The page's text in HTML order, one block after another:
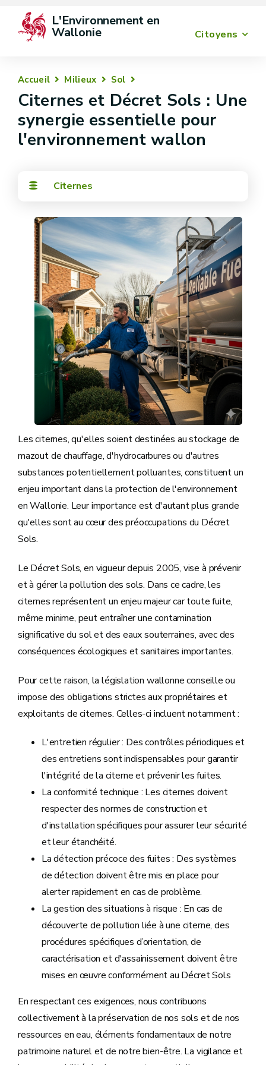
Citoyens
L'Environnement en
Wallonie
Accueil Milieux Sol
Citernes et Décret Sols : Une
synergie essentielle pour
l'environnement wallon
Citernes
Les citernes, qu'elles soient destinées au stockage de
mazout de chauffage, d'hydrocarbures ou d'autres
substances potentiellement polluantes, constituent un
enjeu important dans la protection de l'environnement
en Wallonie. Leur importance est d'autant plus grande
qu'elles sont au cœur des préoccupations du Décret
Sols.
Le Décret Sols, en vigueur depuis 2005, vise à prévenir
et à gérer la pollution des sols. Dans ce cadre, les
citernes représentent un enjeu majeur car toute fuite,
même minime, peut entraîner une contamination
significative du sol et des eaux souterraines, avec des
conséquences écologiques et sanitaires importantes.
Pour cette raison, la législation wallonne conseille ou
impose des obligations strictes aux propriétaires et
exploitants de citernes. Celles-ci incluent notamment :
L'entretien régulier : Des contrôles périodiques et
des entretiens sont indispensables pour garantir
l'intégrité de la citerne et prévenir les fuites.
La conformité technique : Les citernes doivent
respecter des normes de construction et
d'installation spécifiques pour assurer leur sécurité
et leur étanchéité.
La détection précoce des fuites : Des systèmes
de détection doivent être mis en place pour
alerter rapidement en cas de problème.
La gestion des situations à risque : En cas de
découverte de pollution liée à une citerne, des
procédures spécifiques d’orientation, de
caractérisation et d'assainissement doivent être
mises en œuvre conformément au Décret Sols
En respectant ces exigences, nous contribuons
collectivement à la préservation de nos sols et de nos
ressources en eau, éléments fondamentaux de notre
patrimoine naturel et de notre bien-être. La vigilance et